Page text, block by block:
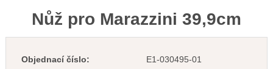
Nůž pro Marazzini 39,9cm
Objednací číslo:
E1-030495-01